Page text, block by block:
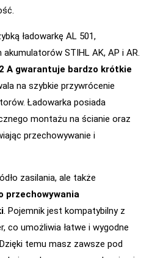
ładowarkę AL 501,
STIHL AK, AP i AR.
A gwarantuje bardzo krótkie
na szybkie przywrócenie
Ładowarka posiada
montażu na ścianie oraz
przechowywanie i
zasilania, ale także
przechowywania
. Pojemnik jest kompatybilny z
co umożliwia łatwe i wygodne
temu masz zawsze pod